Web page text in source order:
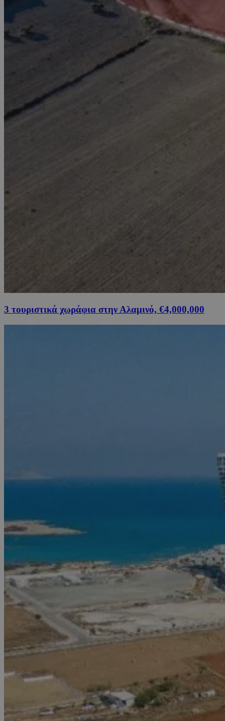
3 τουριστικά χωράφια στην Αλαμινό, €4,000,000